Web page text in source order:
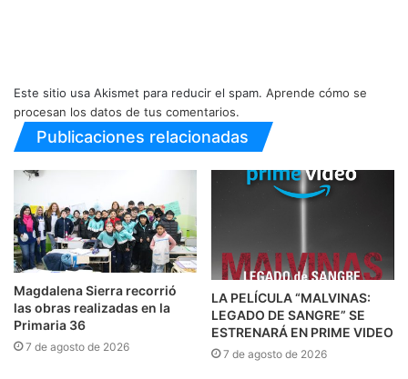
Este sitio usa Akismet para reducir el spam. Aprende cómo se
procesan los datos de tus comentarios.
Publicaciones relacionadas
Magdalena Sierra recorrió
las obras realizadas en la
Primaria 36
7 de agosto de 2026
LA PELÍCULA “MALVINAS:
LEGADO DE SANGRE” SE
ESTRENARÁ EN PRIME VIDEO
7 de agosto de 2026